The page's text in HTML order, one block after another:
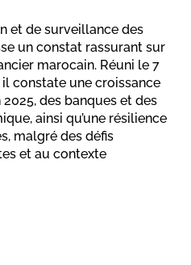
et de surveillance des
un constat rassurant sur
marocain. Réuni le 7
constate une croissance
des banques et des
ainsi qu’une résilience
malgré des défis
et au contexte